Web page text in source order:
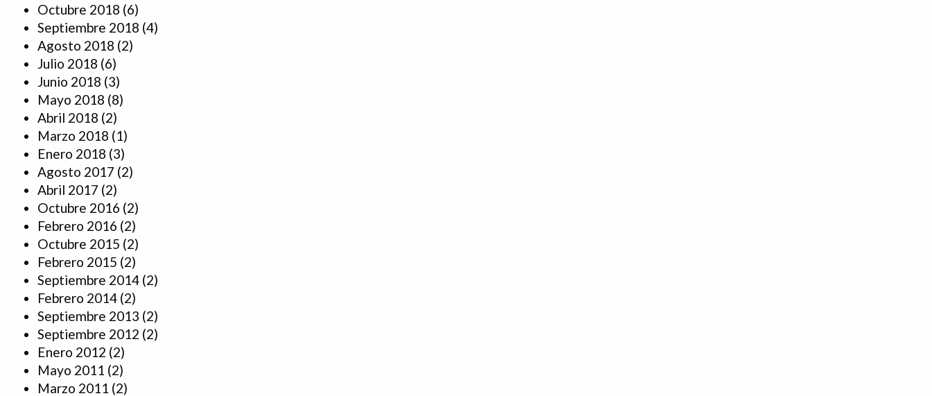
Octubre 2018 (6)
Septiembre 2018 (4)
Agosto 2018 (2)
Julio 2018 (6)
Junio 2018 (3)
Mayo 2018 (8)
Abril 2018 (2)
Marzo 2018 (1)
Enero 2018 (3)
Agosto 2017 (2)
Abril 2017 (2)
Octubre 2016 (2)
Febrero 2016 (2)
Octubre 2015 (2)
Febrero 2015 (2)
Septiembre 2014 (2)
Febrero 2014 (2)
Septiembre 2013 (2)
Septiembre 2012 (2)
Enero 2012 (2)
Mayo 2011 (2)
Marzo 2011 (2)